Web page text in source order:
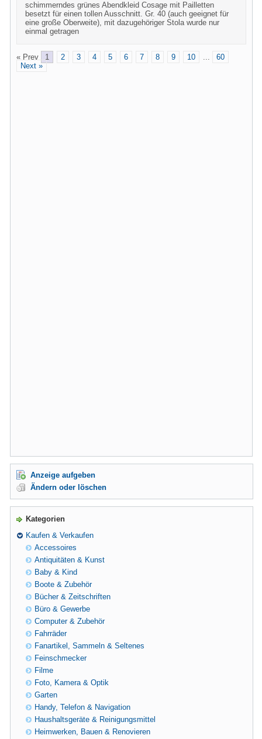
schimmerndes grünes Abendkleid Cosage mit Pailletten
besetzt für einen tollen Ausschnitt. Gr. 40 (auch geeignet für
eine große Oberweite), mit dazugehöriger Stola wurde nur
einmal getragen
« Prev 1 2 3 4 5 6 7 8 9 10 ...
60
Next »
Anzeige aufgeben
Ändern oder löschen
Kategorien
Kaufen & Verkaufen
Accessoires
Antiquitäten & Kunst
Baby & Kind
Boote & Zubehör
Bücher & Zeitschriften
Büro & Gewerbe
Computer & Zubehör
Fahrräder
Fanartikel, Sammeln & Seltenes
Feinschmecker
Filme
Foto, Kamera & Optik
Garten
Handy, Telefon & Navigation
Haushaltsgeräte & Reinigungsmittel
Heimwerken, Bauen & Renovieren